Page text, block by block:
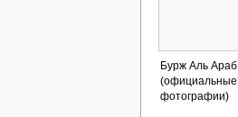
Бурж Аль Араб
(официальные
фотографии)